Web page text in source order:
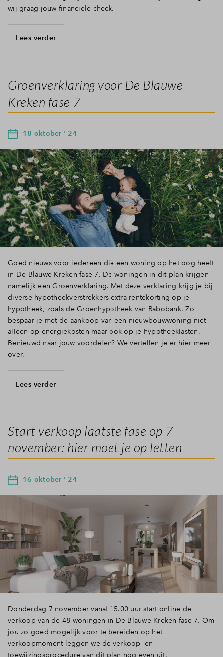
wij graag jouw financiële check.
Lees verder
Groenverklaring voor De Blauwe
Kreken fase 7
18 oktober ' 24
Goed nieuws voor iedereen die een woning op het oog heeft
in De Blauwe Kreken fase 7. De woningen in dit plan krijgen
namelijk een Groenverklaring. Met deze verklaring krijg je bij
diverse hypotheekverstrekkers extra rentekorting op je
hypotheek, zoals de Groenhypotheek van Rabobank. Zo
bespaar je met de aankoop van een nieuwbouwwoning niet
alleen op energiekosten maar ook op je hypotheeklasten.
Benieuwd naar jouw voordelen? We vertellen je er hier meer
over.
Lees verder
Start verkoop laatste fase op 7
november: hier moet je op letten
16 oktober ' 24
Donderdag 7 november vanaf 15.00 uur start online de
verkoop van de 48 woningen in De Blauwe Kreken fase 7. Om
jou zo goed mogelijk voor te bereiden op het
verkoopmoment leggen we de verkoop- en
toewijzingsprocedure van dit plan nog even uit.